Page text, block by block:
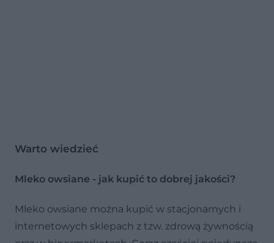
Warto wiedzieć
Mleko owsiane - jak kupić to dobrej jakości?
Mleko owsiane można kupić w stacjonarnych i
internetowych sklepach z tzw. zdrową żywnością